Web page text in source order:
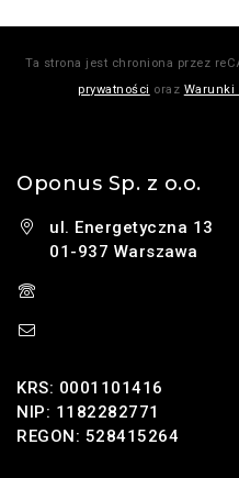
Ta strona jest chroniona przez
prywatności oraz Warunki
Oponus Sp. z o.o.
ul. Energetyczna 13
01-937 Warszawa
KRS: 0001101416
NIP: 1182282771
REGON: 528415264